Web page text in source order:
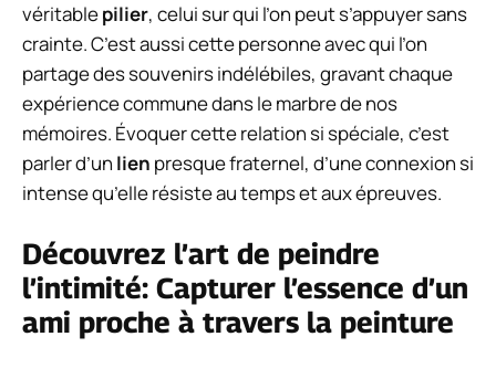
véritablepilier, celui sur qui l’on peut s’appuyer sans
crainte. C’est aussi cette personne avec qui l’on
partage des souvenirs indélébiles, gravant chaque
expérience commune dans le marbre de nos
mémoires. Évoquer cette relation si spéciale, c’est
parler d’un lien presque fraternel, d’une connexion si
intense qu’elle résiste au temps et aux épreuves.
Découvrez l’art de peindre
l’intimité: Capturer l’essence d’un
ami proche à travers la peinture